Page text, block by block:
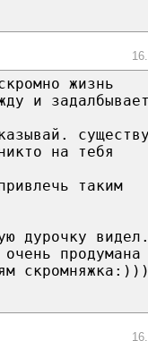
жизнь
и
на тебя
таким
дурочку видел.
продумана
скромняжка:)))